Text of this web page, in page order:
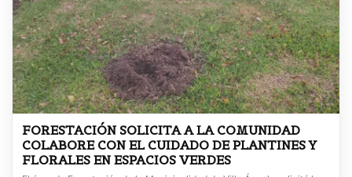
FORESTACIÓN SOLICITA A LA COMUNIDAD
COLABORE CON EL CUIDADO DE PLANTINES Y
FLORALES EN ESPACIOS VERDES